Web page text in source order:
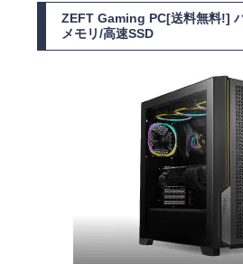
ZEFT Gaming PC[送料無料!]
メモリ/高速SSD